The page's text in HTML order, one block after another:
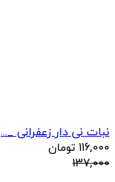
نبات نی دار زعفرانی _...
116,000 تومان
137,000